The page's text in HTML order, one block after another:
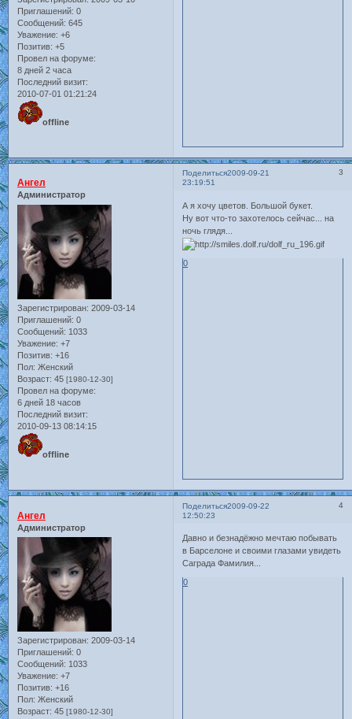
Приглашений: 0
Сообщений: 645
Уважение: +6
Позитив: +5
Провел на форуме:
8 дней 2 часа
Последний визит:
2010-07-01 01:21:24
offline
Поделиться 3
2009-09-21
23:19:51
Ангел
Администратор
Зарегистрирован: 2009-03-14
Приглашений: 0
Сообщений: 1033
Уважение: +7
Позитив: +16
Пол: Женский
Возраст: 45 [1980-12-30]
Провел на форуме:
6 дней 18 часов
Последний визит:
2010-09-13 08:14:15
offline
А я хочу цветов. Большой букет.
Ну вот что-то захотелось сейчас... на
ночь глядя...
0
Поделиться 4
2009-09-22
12:50:23
Ангел
Администратор
Зарегистрирован: 2009-03-14
Приглашений: 0
Сообщений: 1033
Уважение: +7
Позитив: +16
Пол: Женский
Возраст: 45 [1980-12-30]
Давно и безнадёжно мечтаю побывать
в Барселоне и своими глазами увидеть
Саграда Фамилия...
0